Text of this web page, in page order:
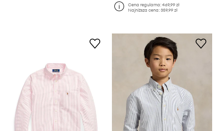
Cena regularna:469,99 zł
Najniższa cena:359,99 zł